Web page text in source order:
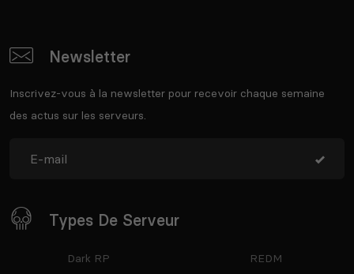
Newsletter
Inscrivez-vous à la newsletter pour recevoir chaque semaine
des actus sur les serveurs.
Types De Serveur
Dark RP
REDM